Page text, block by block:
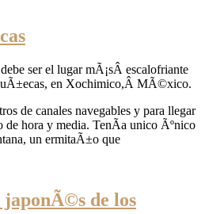
ser el lugar mÃ¡sÂ escalofriante
en Xochimico,Â MÃ©xico.
de canales navegables y para llegar
de hora y media. TenÃ­a unico Ãºnico
un ermitaÃ±o que
de los